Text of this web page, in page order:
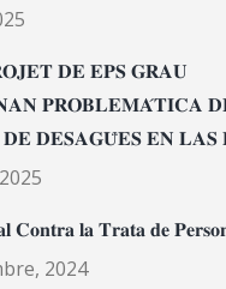
𝐃𝐄 𝐄𝐏𝐒 𝐆𝐑𝐀𝐔
𝐏𝐑𝐎𝐁𝐋𝐄𝐌𝐀́𝐓𝐈𝐂𝐀
𝐃𝐄𝐒𝐀𝐆𝐔̈𝐄𝐒 𝐄𝐍
𝐂𝐨𝐧𝐭𝐫𝐚 𝐥𝐚 𝐓𝐫𝐚𝐭𝐚 𝐝𝐞
2024